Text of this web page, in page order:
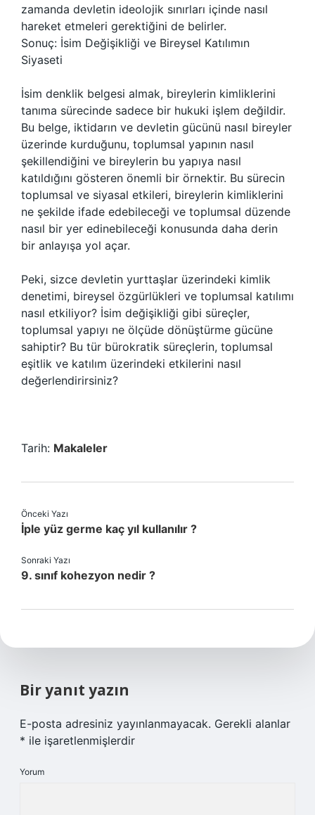
zamanda devletin ideolojik sınırları içinde nasıl
hareket etmeleri gerektiğini de belirler.
Sonuç: İsim Değişikliği ve Bireysel Katılımın
Siyaseti
İsim denklik belgesi almak, bireylerin kimliklerini
tanıma sürecinde sadece bir hukuki işlem değildir.
Bu belge, iktidarın ve devletin gücünü nasıl bireyler
üzerinde kurduğunu, toplumsal yapının nasıl
şekillendiğini ve bireylerin bu yapıya nasıl
katıldığını gösteren önemli bir örnektir. Bu sürecin
toplumsal ve siyasal etkileri, bireylerin kimliklerini
ne şekilde ifade edebileceği ve toplumsal düzende
nasıl bir yer edinebileceği konusunda daha derin
bir anlayışa yol açar.
Peki, sizce devletin yurttaşlar üzerindeki kimlik
denetimi, bireysel özgürlükleri ve toplumsal katılımı
nasıl etkiliyor? İsim değişikliği gibi süreçler,
toplumsal yapıyı ne ölçüde dönüştürme gücüne
sahiptir? Bu tür bürokratik süreçlerin, toplumsal
eşitlik ve katılım üzerindeki etkilerini nasıl
değerlendirirsiniz?
Tarih: Makaleler
Önceki Yazı
İple yüz germe kaç yıl kullanılır ?
Sonraki Yazı
9. sınıf kohezyon nedir ?
Bir yanıt yazın
E-posta adresiniz yayınlanmayacak. Gerekli alanlar
* ile işaretlenmişlerdir
Yorum